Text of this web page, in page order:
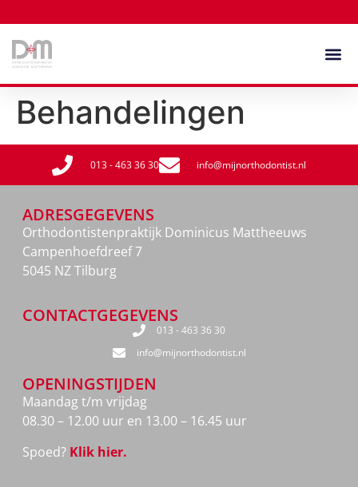
Behandelingen
013 - 463 36 30 info@mijnorthodontist.nl
ADRESGEGEVENS
Orthodontistenpraktijk Dominicus Mattheeuws
Campenhoefdreef 7
5045 NZ Tilburg
CONTACTGEGEVENS
013 - 463 36 30
info@mijnorthodontist.nl
OPENINGSTIJDEN
Maandag t/m vrijdag
08.30 – 12.00 uur en 13.00 – 16.45 uur
Spoed? Klik hier.